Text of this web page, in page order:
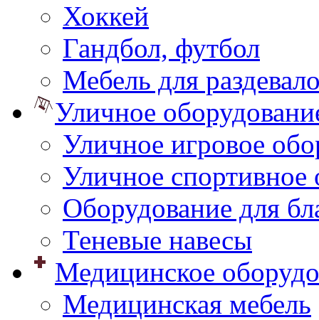
Хоккей
Гандбол, футбол
Мебель для
Уличное
Уличное игровое
Уличное спортивное
Оборудование для
Теневые навесы
Медицинское
Медицинская мебель